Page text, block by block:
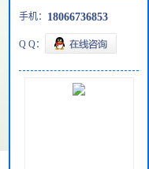
手机： 18066736853
Q Q：